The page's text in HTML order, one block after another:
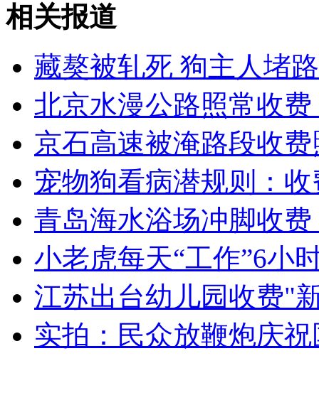
山西运城恶犬咬伤多人 警民合力深夜将其击毙
女孩北京地铁殴打老人 痛下狠手拳打脚踢
无痛分娩是否安全 医生回应
外交部：反对强权政治霸凌主义
外交部：有关国家言论片面不公正
相关报道
藏獒被轧死 狗主人堵
北京水漫公路照常收
京石高速被淹路段收
宠物狗看病潜规则：
青岛海水浴场冲脚收
小老虎每天“工作”6小
江苏出台幼儿园收费"
实拍：民众放鞭炮庆